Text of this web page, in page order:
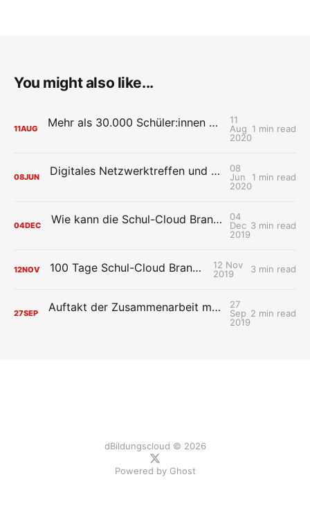
You might also like...
11AUG Mehr als 30.000 Schüler:innen starten mit der Schul-Cloud Brandenburg in das neue Schuljahr
11
Aug
2020
1 min read
08JUN Digitales Netzwerktreffen und erster Community Call der Schul-Cloud Brandenburg-Pilotschulen
08
Jun
2020
1 min read
04DEC Wie kann die Schul-Cloud Brandenburg die Ausbildungsbedingungen an Oberstufenzentren verbessern?
04
Dec
2019
3 min read
12NOV 100 Tage Schul-Cloud Brandenburg
12 Nov
2019
3 min read
27SEP Auftakt der Zusammenarbeit mit den brandenburgischen Schulträgern
27
Sep
2019
2 min read
dBildungscloud © 2026
Powered by Ghost